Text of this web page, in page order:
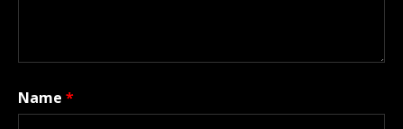
Name *